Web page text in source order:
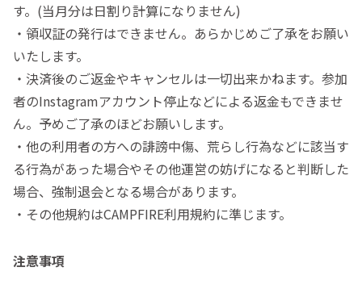
す。(当月分は日割り計算になりません)
・領収証の発行はできません。あらかじめご了承をお願い
いたします。
・決済後のご返金やキャンセルは一切出来かねます。参加
者のInstagramアカウント停止などによる返金もできませ
ん。予めご了承のほどお願いします。
・他の利用者の方への誹謗中傷、荒らし行為などに該当す
る行為があった場合やその他運営の妨げになると判断した
場合、強制退会となる場合があります。
・その他規約はCAMPFIRE利用規約に準じます。
注意事項